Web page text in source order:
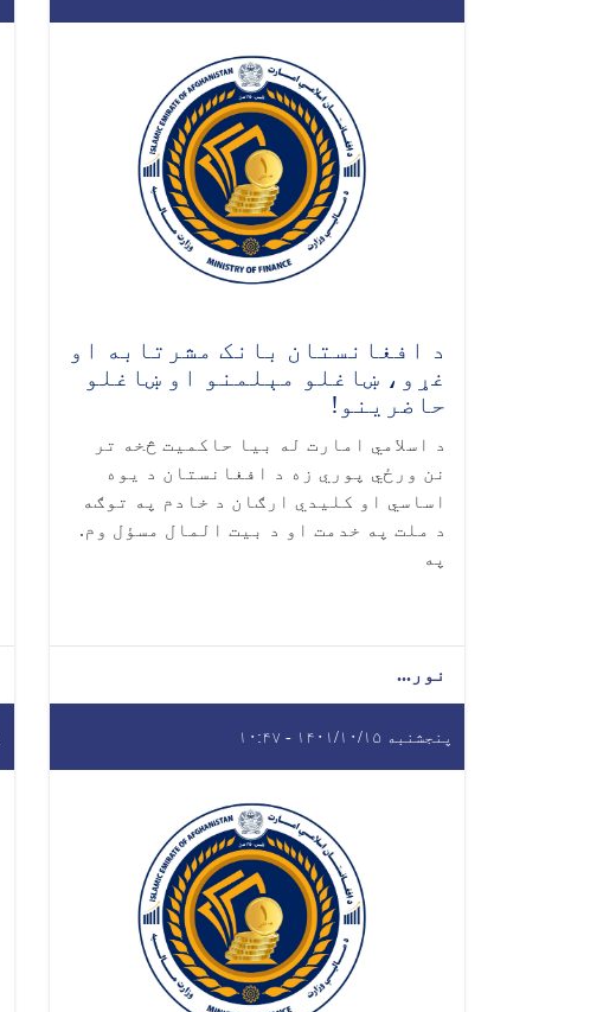
د افغانستان بانک مشرتابه او
غړو، ښاغلو مېلمنو او ښاغلو
حاضرینو!
د اسلامي امارت له بیا حاکمیت څخه تر
نن ورځي پوري زه د افغانستان د یوه
اساسي او کلیدي ارګان د خادم په توګه
د ملت په خدمت او د بیت المال مسؤل وم.
په
نور...
پنجشنبه ۱۴۰۱/۱۰/۱۵ - ۱۰:۴۷